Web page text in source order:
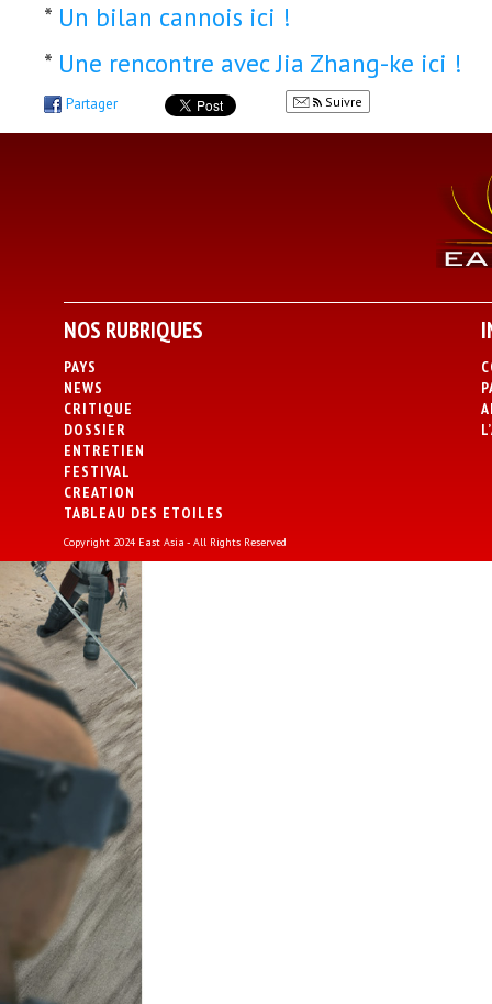
* Un bilan cannois ici !
* Une rencontre avec Jia Zhang-ke ici !
Partager Suivre
NOS RUBRIQUES
PAYS
NEWS
CRITIQUE
DOSSIER
ENTRETIEN
FESTIVAL
CREATION
TABLEAU DES ETOILES
Copyright 2024 East Asia - All Rights Reserved